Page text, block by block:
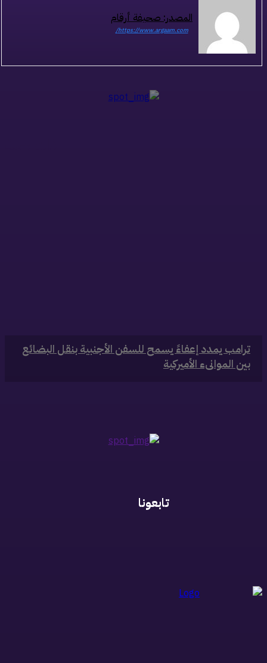
‏ترامب يمدد إعفاءً يسمح للسفن الأجنبية بنقل البضائع
بين الموانىء الأميركية
المصدر: صحيفة أرقام
https://www.argaam.com/
تابعونا